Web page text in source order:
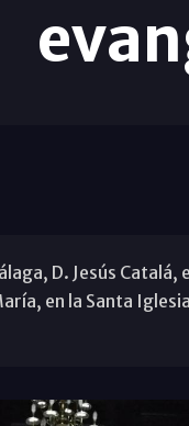
D. Jesús Catalá,
en la Santa